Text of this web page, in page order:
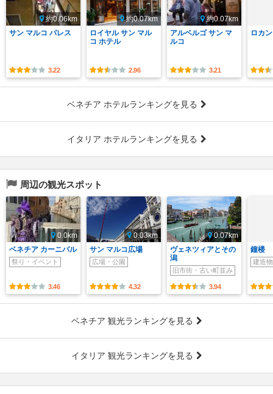
約0.06km
サン マルコ パレス
3.22
約0.07km
ロイヤル サン マル
コ ホテル
2.96
約0.07km
アルベルゴ サン マ
ルコ
3.21
ロカ
ベネチア ホテルランキングを見る
イタリア ホテルランキングを見る
周辺の観光スポット
0.0km
ベネチア カーニバル
祭り・イベント
3.46
0.03km
サン マルコ広場
広場・公園
4.32
0.07km
ヴェネツィアとその
潟
旧市街・古い町並み
3.94
鐘楼
建造物
ベネチア 観光ランキングを見る
イタリア 観光ランキングを見る